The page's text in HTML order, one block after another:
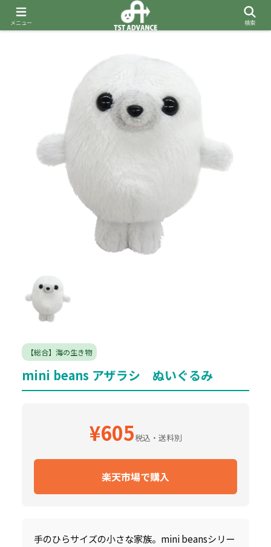
【総合】海の生き物
mini beans アザラシ ぬいぐるみ
¥605税込・送料別
楽天市場で購入
手のひらサイズの小さな家族。mini beansシリー
メニュー 検索